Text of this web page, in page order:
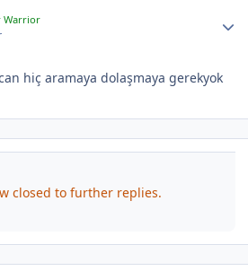
Warrior
hiç aramaya dolaşmaya gerekyok
closed to further replies.